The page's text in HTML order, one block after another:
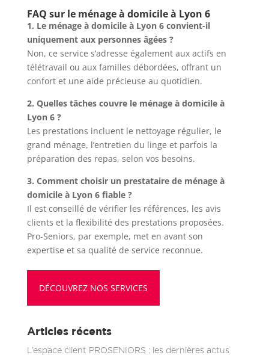
FAQ sur le ménage à domicile à Lyon 6
1. Le ménage à domicile à Lyon 6 convient-il
uniquement aux personnes âgées ?
Non, ce service s’adresse également aux actifs en
télétravail ou aux familles débordées, offrant un
confort et une aide précieuse au quotidien.
2. Quelles tâches couvre le ménage à domicile à
Lyon 6 ?
Les prestations incluent le nettoyage régulier, le
grand ménage, l’entretien du linge et parfois la
préparation des repas, selon vos besoins.
3. Comment choisir un prestataire de ménage à
domicile à Lyon 6 fiable ?
Il est conseillé de vérifier les références, les avis
clients et la flexibilité des prestations proposées.
Pro-Seniors, par exemple, met en avant son
expertise et sa qualité de service reconnue.
DÉCOUVREZ NOS SERVICES
Articles récents
L’espace client PROSENIORS : les dernières actus